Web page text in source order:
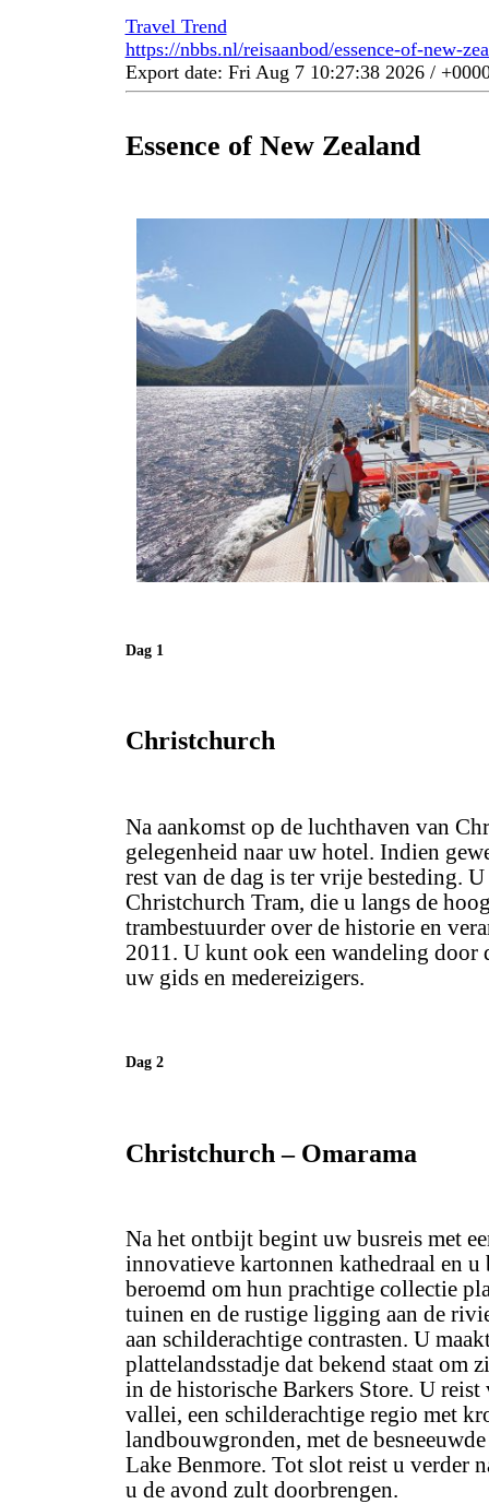
Travel Trend
https://nbbs.nl/reisaanbod/essence-of-new-
Export date: Fri Aug 7 10:27:38 2026 /
Essence of New Zealand
Dag 1
Christchurch
Na aankomst op de luchthaven van
gelegenheid naar uw hotel. Indien
rest van de dag is ter vrije besteding.
Christchurch Tram, die u langs de
trambestuurder over de historie en
2011. U kunt ook een wandeling door
uw gids en medereizigers.
Dag 2
Christchurch – Omarama
Na het ontbijt begint uw busreis met
innovatieve kartonnen kathedraal en u
beroemd om hun prachtige collectie
tuinen en de rustige ligging aan de
aan schilderachtige contrasten. U
plattelandsstadje dat bekend staat om
in de historische Barkers Store. U
vallei, een schilderachtige regio met
landbouwgronden, met de
Lake Benmore. Tot slot reist u verder
u de avond zult doorbrengen.